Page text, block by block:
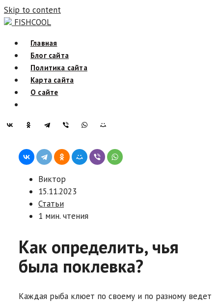
Skip to content
FISHCOOL
Главная
Блог сайта
Политика сайта
Карта сайта
О сайте
Виктор
15.11.2023
Статьи
1 мин. чтения
Как определить, чья
была поклевка?
Каждая рыба клюет по своему и по разному ведет